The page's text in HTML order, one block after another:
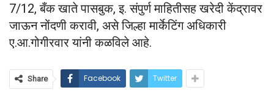
7/12, बँक खाते पासबुक, इ. संपुर्ण माहितीसह खरेदी केंद्रावर
जाऊन नोंदणी करावी, असे जिल्हा मार्केटिंग अधिकारी
ए.आ.गोगीरवार यांनी कळविले आहे.
Share Facebook Twitter